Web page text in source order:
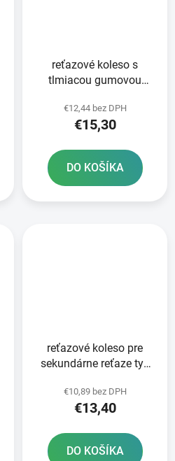
reťazové koleso s
tlmiacou gumovou
reťaze typ 525 JT 17
zubov
€12,44 bez DPH
€15,30
DO KOŠÍKA
reťazové koleso pre
sekundárne reťaze typ
zubov
€10,89 bez DPH
€13,40
DO KOŠÍKA